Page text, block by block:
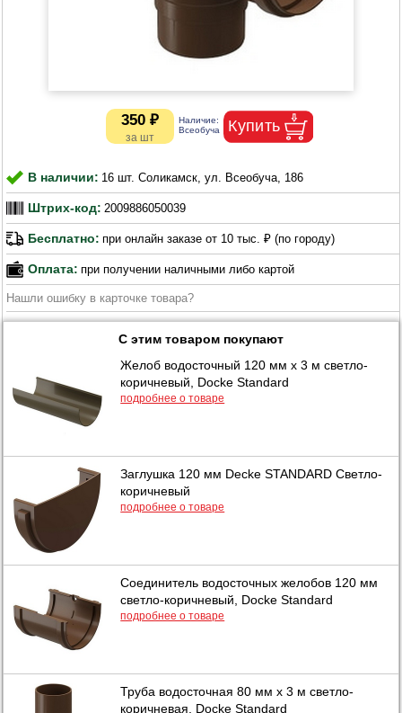
350 ₽
В наличии: 16 шт. Соликамск, ул. Всеобуча, 186
Штрих-код: 2009886050039
Бесплатно: при онлайн заказе от 10 тыс. ₽ (по городу)
Оплата: при получении наличными либо картой
Нашли ошибку в карточке товара?
С этим товаром покупают
Желоб водосточный 120 мм х 3 м светло-
коричневый, Docke Standard
подробнее о товаре
Заглушка 120 мм Dеcke STANDARD Светло-
коричневый
подробнее о товаре
Соединитель водосточных желобов 120 мм
светло-коричневый, Docke Standard
подробнее о товаре
Труба водосточная 80 мм х 3 м светло-
коричневая, Docke Standard